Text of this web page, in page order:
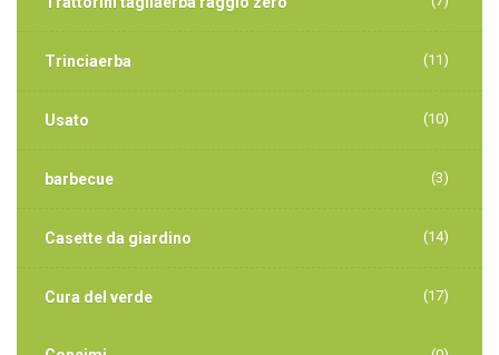
Trinciaerba (11)
Usato (10)
barbecue (3)
Casette da giardino (14)
Cura del verde (17)